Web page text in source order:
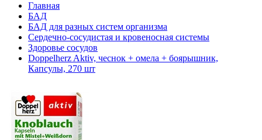
Главная
БАД
БАД для разных систем организма
Сердечно-сосудистая и кровеносная системы
Здоровье сосудов
Doppelherz Aktiv, чеснок + омела + боярышник,
Капсулы, 270 шт